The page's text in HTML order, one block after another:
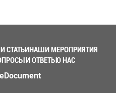
СТАТЬИНАШИ МЕРОПРИЯТИЯ
И ОТВЕТЫО НАС